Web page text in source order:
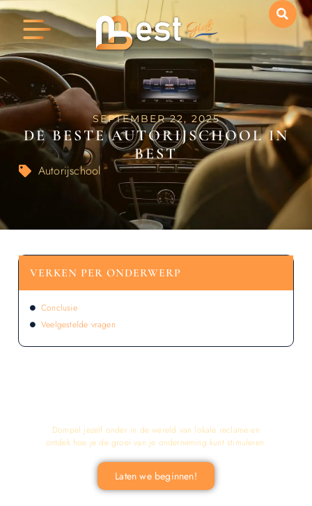
SEPTEMBER 22, 2025
DE BESTE AUTORIJSCHOOL IN
BEST
Autorijschool
VERKEN PER ONDERWERP
Conclusie
Veelgestelde vragen
Dompel jezelf onder in de wereld van lokale reclame en
ontdek hoe je de groei van je onderneming kunt stimuleren.
Laten we beginnen!